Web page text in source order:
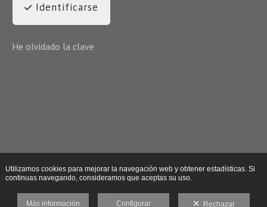
Identificarse
He olvidado la clave
Utilizamos cookies para mejorar la navegación web y obtener estadísticas. Si
continuas navegando, consideramos que aceptas su uso.
Más información Configurar Rechazar